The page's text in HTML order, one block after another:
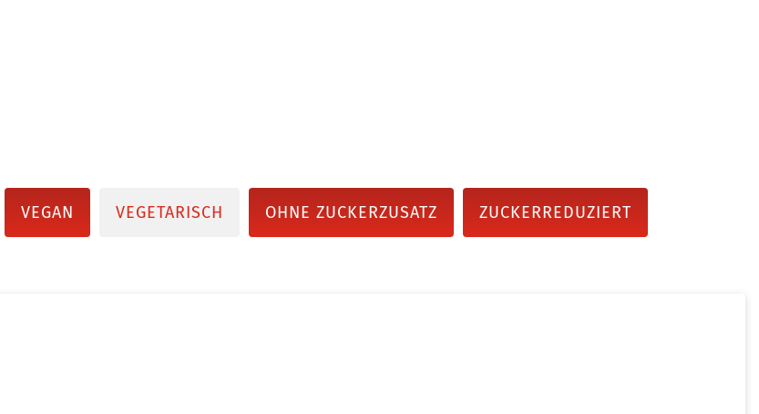
VEGAN VEGETARISCH OHNE ZUCKERZUSATZ ZUCKERREDUZIERT